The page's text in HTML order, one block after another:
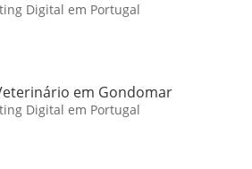
Digital em Portugal
em Gondomar
Digital em Portugal